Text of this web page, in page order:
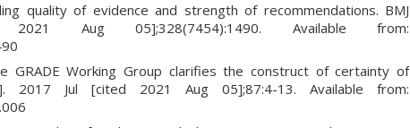
quality of evidence and strength of recommendations. BMJ
Aug 05];328(7454):1490. Available from:
GRADE Working Group clarifies the construct of certainty of
2017 Jul [cited 2021 Aug 05];87:4-13. Available from: